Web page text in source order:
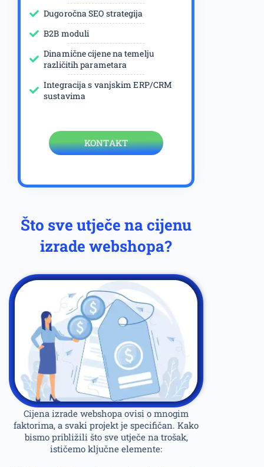
Dugoročna SEO strategija
B2B moduli
Dinamične cijene na temelju
različitih parametara
Integracija s vanjskim ERP/CRM
sustavima
KONTAKT
Što sve utječe na cijenu
izrade webshopa?
Cijena izrade webshopa ovisi o mnogim
faktorima, a svaki projekt je specifičan. Kako
bismo približili što sve utječe na trošak,
ističemo ključne elemente: